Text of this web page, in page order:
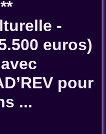
-
euros)
pour
...